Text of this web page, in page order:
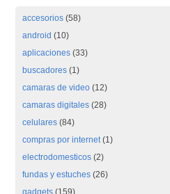
accesorios (58)
android (10)
aplicaciones (33)
buscadores (1)
camaras de video (12)
camaras digitales (28)
celulares (84)
compras por internet(1)
electrodomesticos (2)
fundas y estuches (26)
gadgets (159)